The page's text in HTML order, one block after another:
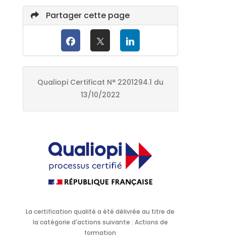
Partager cette page
Qualiopi Certificat N° 2201294.1 du
13/10/2022
La certification qualité a été délivrée au titre de
la catégorie d'actions suivante : Actions de
formation